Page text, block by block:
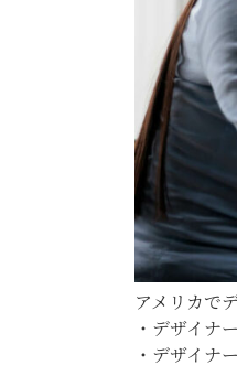
アメリカで
・デザイナ
・デザイナ